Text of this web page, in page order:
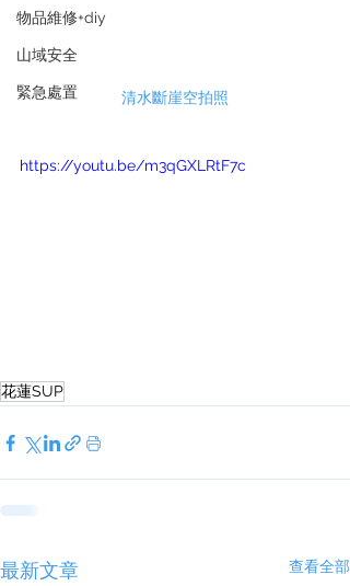
物品維修+diy
山域安全
緊急處置 清水斷崖空拍照
https://youtu.be/m3qGXLRtF7c
花蓮SUP
最新文章 查看全部